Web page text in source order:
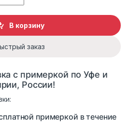
В корзину
заказ
с примеркой по Уфе и
России!
примеркой в течение